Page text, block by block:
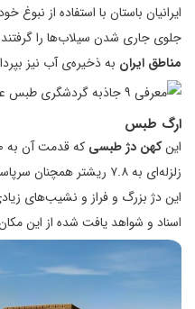
ایرانیان باستان با استفاده از
جلوی جاری شدن سیلاب‌ها را گرفتند
مناطق ایران به ذخیره‌ی آب نیز
ارگ طبس
اینکهن دژ طبسی
زلزله‌ای به ۷.۸ ریشتر همچنان سرپاست.
این دژ بزرگ و فراز و نشیب‌های
اسناد و شواهد یافت شده از این